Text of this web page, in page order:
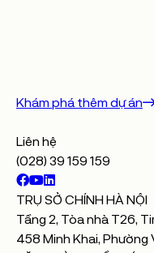
Khám phá thêm dự án
Liên hệ
(028) 39 159 159
TRỤ SỞ CHÍNH HÀ NỘI
Tầng 2, Tòa nhà T26,
458 Minh Khai, Phường